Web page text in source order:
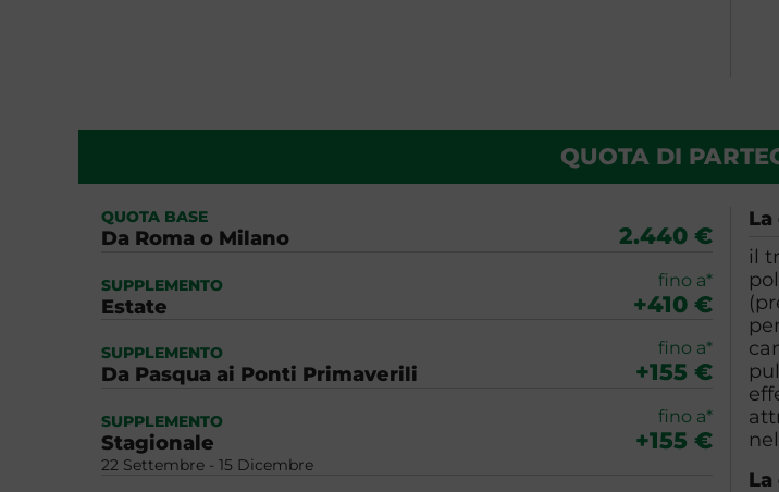
QUOTA DI
QUOTA BASE
Da Roma o Milano 2.440 €
SUPPLEMENTO
Estate
fino a*
+410 €
SUPPLEMENTO
Da Pasqua ai Ponti Primaverili
fino a*
+155 €
SUPPLEMENTO
Stagionale
22 Settembre - 15 Dicembre
fino a*
+155 €
il